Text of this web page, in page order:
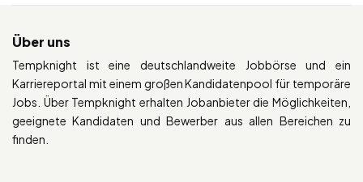
Über uns
Tempknight ist eine deutschlandweite Jobbörse und ein
Karriereportal mit einem großen Kandidatenpool für temporäre
Jobs. Über Tempknight erhalten Jobanbieter die Möglichkeiten,
geeignete Kandidaten und Bewerber aus allen Bereichen zu
finden.